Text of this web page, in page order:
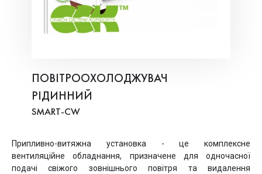
ПОВІТРООХОЛОДЖУВАЧ
РІДИННИЙ
SMART-СW
Припливно-витяжна установка - це комплексне
вентиляційне обладнання, призначене для одночасної
подачі свіжого зовнішнього повітря та видалення